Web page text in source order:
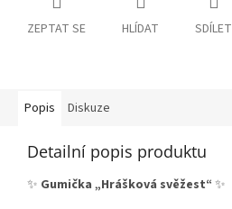
ZEPTAT SE HLÍDAT SDÍLET
Popis Diskuze
Detailní popis produktu
✨ Gumička „Hrášková svěžest“ ✨